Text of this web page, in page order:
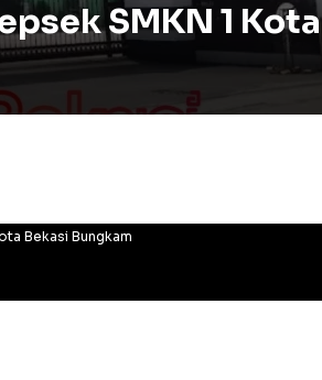
SMKN 1 Kota
Bekasi Bungkam